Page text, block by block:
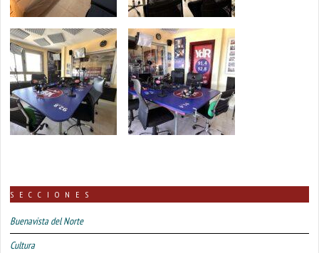
SECCIONES
Buenavista del Norte
Cultura